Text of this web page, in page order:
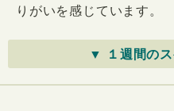
りがいを感じています。
▼ １週間のス